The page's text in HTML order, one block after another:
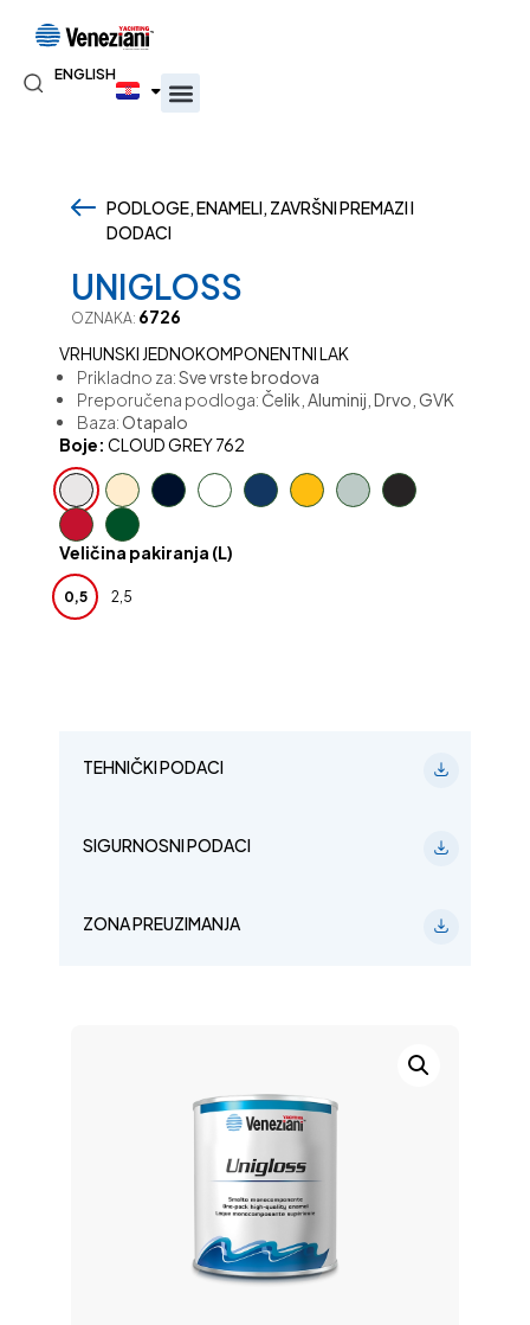
ENGLISH
PODLOGE, ENAMELI, ZAVRŠNI PREMAZI I
DODACI
UNIGLOSS
OZNAKA: 6726
VRHUNSKI JEDNOKOMPONENTNI LAK
Prikladno za:Sve vrste brodova
Preporučena podloga: Čelik, Aluminij, Drvo, GVK
Baza:Otapalo
Boje: CLOUD GREY 762
Veličina pakiranja (L)
0,5 2,5
TEHNIČKI PODACI
SIGURNOSNI PODACI
ZONA PREUZIMANJA